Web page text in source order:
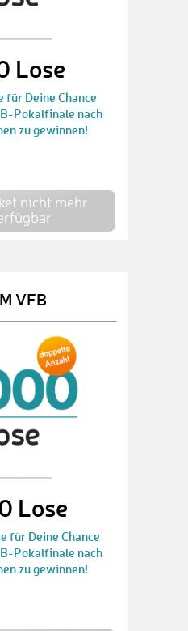
Lose
für Deine Chance
Pokalfinale nach
zu gewinnen!
nicht mehr
VFB
Lose
für Deine Chance
Pokalfinale nach
zu gewinnen!